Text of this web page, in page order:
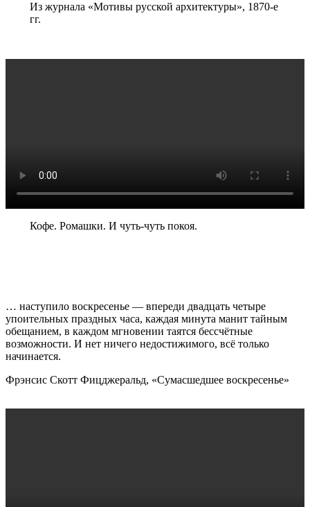
Из журнала «Мотивы русской архитектуры», 1870-е
гг.
Кофе. Ромашки. И чуть-чуть покоя.
… наступило воскресенье — впереди двадцать четыре
упоительных праздных часа, каждая минута манит тайным
обещанием, в каждом мгновении таятся бессчётные
возможности. И нет ничего недостижимого, всё только
начинается.
Фрэнсис Скотт Фицджеральд, «Сумасшедшее воскресенье»